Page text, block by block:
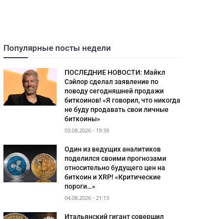
Популярные посты недели
ПОСЛЕДНИЕ НОВОСТИ: Майкл
Сэйлор сделал заявление по
поводу сегодняшней продажи
биткоинов! «Я говорил, что никогда
не буду продавать свои личные
биткоины»
03.08.2026 - 19:39
Один из ведущих аналитиков
поделился своими прогнозами
относительно будущего цен на
биткоин и XRP! «Критические
пороги…»
04.08.2026 - 21:13
Итальянский гигант совершил